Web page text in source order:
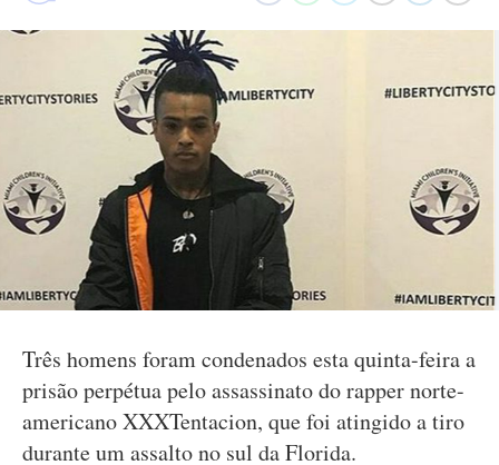
Três homens foram condenados esta quinta-feira a
prisão perpétua pelo assassinato do rapper norte-
americano XXXTentacion, que foi atingido a tiro
durante um assalto no sul da Florida.